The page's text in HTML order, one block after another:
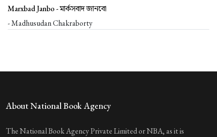
Marxbad Janbo -মার্কসবাদ জানবো
- Madhusudan Chakraborty
About National Book Agency
The National Book Agency Private Limited or NBA, as it is